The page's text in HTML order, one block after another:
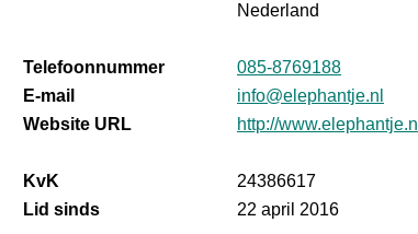
Nederland
Telefoonnummer
085-8769188
E-mail
info@elephantje.nl
Website URL
http://www.elephantje.nl
KvK
24386617
Lid sinds
22 april 2016